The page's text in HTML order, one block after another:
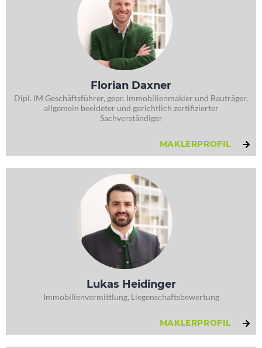
Florian Daxner
Dipl. IM Geschäftsführer, gepr. Immobilienmakler und Bauträger,
allgemein beeideter und gerichtlich zertifizierter
Sachverständiger
MAKLERPROFIL
Lukas Heidinger
Immobilienvermittlung, Liegenschaftsbewertung
MAKLERPROFIL